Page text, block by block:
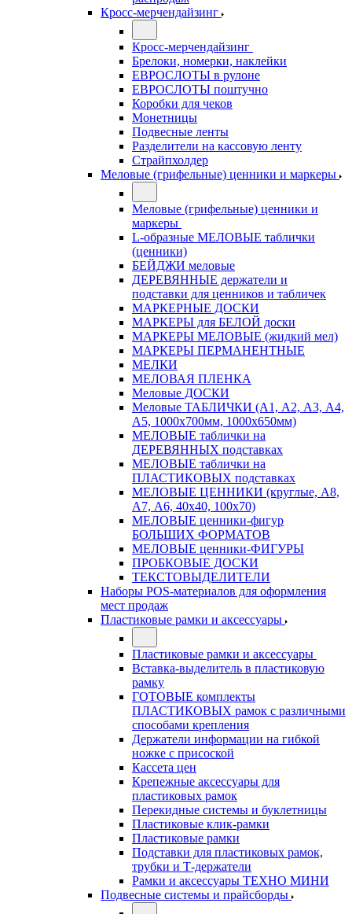
Кросс-мерчендайзинг
Кросс-мерчендайзинг
Брелоки, номерки, наклейки
ЕВРОСЛОТЫ в рулоне
ЕВРОСЛОТЫ поштучно
Коробки для чеков
Монетницы
Подвесные ленты
Разделители на кассовую ленту
Страйпхолдер
Меловые (грифельные) ценники и маркеры
Меловые (грифельные) ценники и
маркеры
L-образные МЕЛОВЫЕ таблички
(ценники)
БЕЙДЖИ меловые
ДЕРЕВЯННЫЕ держатели и
подставки для ценников и табличек
МАРКЕРНЫЕ ДОСКИ
МАРКЕРЫ для БЕЛОЙ доски
МАРКЕРЫ МЕЛОВЫЕ (жидкий мел)
МАРКЕРЫ ПЕРМАНЕНТНЫЕ
МЕЛКИ
МЕЛОВАЯ ПЛЕНКА
Меловые ДОСКИ
Меловые ТАБЛИЧКИ (А1, А2, А3, А4,
А5, 1000х700мм, 1000х650мм)
МЕЛОВЫЕ таблички на
ДЕРЕВЯННЫХ подставках
МЕЛОВЫЕ таблички на
ПЛАСТИКОВЫХ подставках
МЕЛОВЫЕ ЦЕННИКИ (круглые, А8,
А7, А6, 40х40, 100х70)
МЕЛОВЫЕ ценники-фигур
БОЛЬШИХ ФОРМАТОВ
МЕЛОВЫЕ ценники-ФИГУРЫ
ПРОБКОВЫЕ ДОСКИ
ТЕКСТОВЫДЕЛИТЕЛИ
Наборы POS-материалов для оформления
мест продаж
Пластиковые рамки и аксессуары
Пластиковые рамки и аксессуары
Вставка-выделитель в пластиковую
рамку
ГОТОВЫЕ комплекты
ПЛАСТИКОВЫХ рамок с различными
способами крепления
Держатели информации на гибкой
ножке с присоской
Кассета цен
Крепежные аксессуары для
пластиковых рамок
Перекидные системы и буклетницы
Пластиковые клик-рамки
Пластиковые рамки
Подставки для пластиковых рамок,
трубки и Т-держатели
Рамки и аксессуары ТЕХНО МИНИ
Подвесные системы и прайсборды